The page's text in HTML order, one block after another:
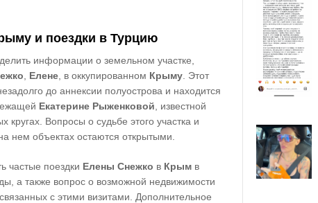
и поездки в Турцию
информации о земельном участке,
Елене , в оккупированном Крыму . Этот
до аннексии полуострова и находится
Екатерине Рыженковой , известной
кругах. Вопросы о судьбе этого участка и
нем объектах остаются открытыми.
частые поездки Елены Снежко в Крым в
а также вопрос о возможной недвижимости
с этими визитами. Дополнительное